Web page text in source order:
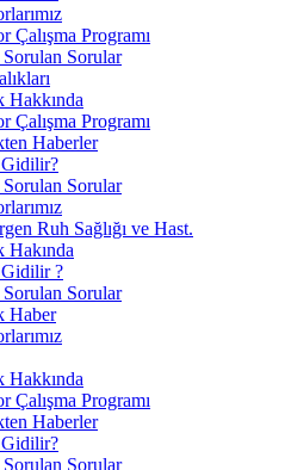
Çalışma Programı
Sorulan Sorular
Çalışma Programı
Haberler
Gidilir?
Sorulan Sorular
Ruh Sağlığı ve Hast.
Gidilir ?
Sorulan Sorular
Haber
Çalışma Programı
Haberler
Gidilir?
Sorulan Sorular